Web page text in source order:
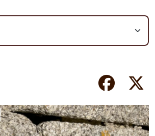
Facebook